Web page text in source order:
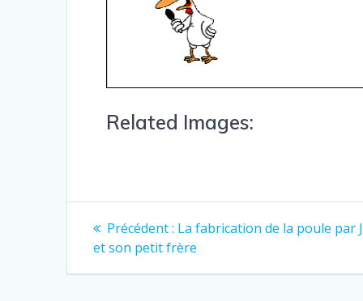
Related Images:
Précédent : La fabrication de la poule par
et son petit frère